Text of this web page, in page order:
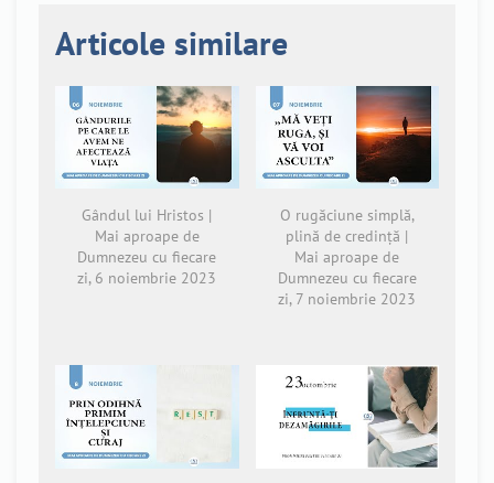
Articole similare
Gândul lui Hristos |
Mai aproape de
Dumnezeu cu fiecare
zi, 6 noiembrie 2023
O rugăciune simplă,
plină de credință |
Mai aproape de
Dumnezeu cu fiecare
zi, 7 noiembrie 2023